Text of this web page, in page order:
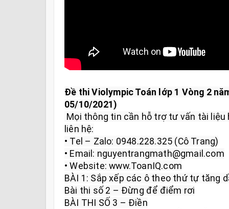
Đề thi Violympic Toán lớp 1 Vòng 2
05/10/2021)
liên hệ:
• Tel – Zalo: 0948.228.325 (Cô Trang)
• Email: nguyentrangmath@gmail.com
• Website: www.ToanIQ.com
BÀI 1: Sắp xếp các ô theo thứ tự tăng
Bài thi số 2 – Đừng để điểm rơi
BÀI THI SỐ 3 – Điền